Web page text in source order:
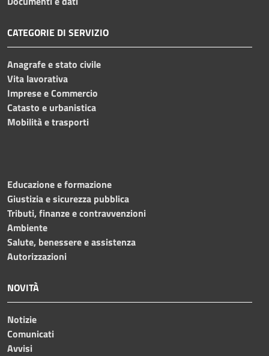
CATEGORIE DI SERVIZIO
Anagrafe e stato civile
Vita lavorativa
Imprese e Commercio
Catasto e urbanistica
Mobilità e trasporti
Educazione e formazione
Giustizia e sicurezza pubblica
Tributi, finanze e contravvenzioni
Ambiente
Salute, benessere e assistenza
Autorizzazioni
NOVITÀ
Notizie
Comunicati
Avvisi